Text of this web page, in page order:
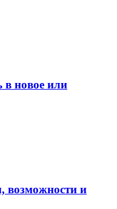
в новое или
возможности и